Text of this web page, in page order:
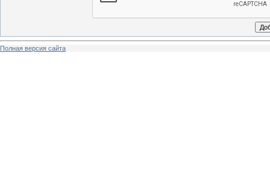
Полная версия сайта